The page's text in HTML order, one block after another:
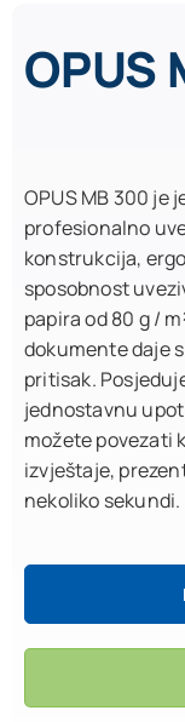
OPUS
OPUS MB 300 je
profesionalno
konstrukcija,
sposobnost
papira od 80 g /
dokumente daje
pritisak.
jednostavnu
možete povezati
izvještaje,
nekoliko sekundi.